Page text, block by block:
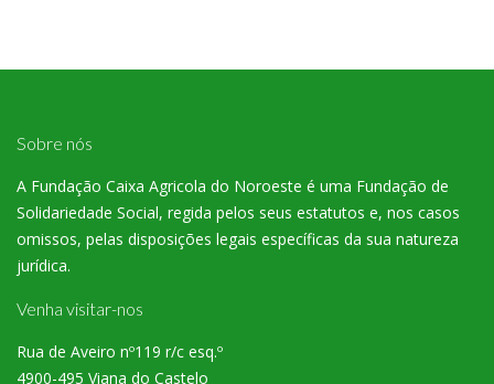
Sobre nós
A Fundação Caixa Agricola do Noroeste é uma Fundação de
Solidariedade Social, regida pelos seus estatutos e, nos casos
omissos, pelas disposições legais específicas da sua natureza
jurídica.
Venha visitar-nos
Rua de Aveiro nº119 r/c esq.º
4900-495 Viana do Castelo